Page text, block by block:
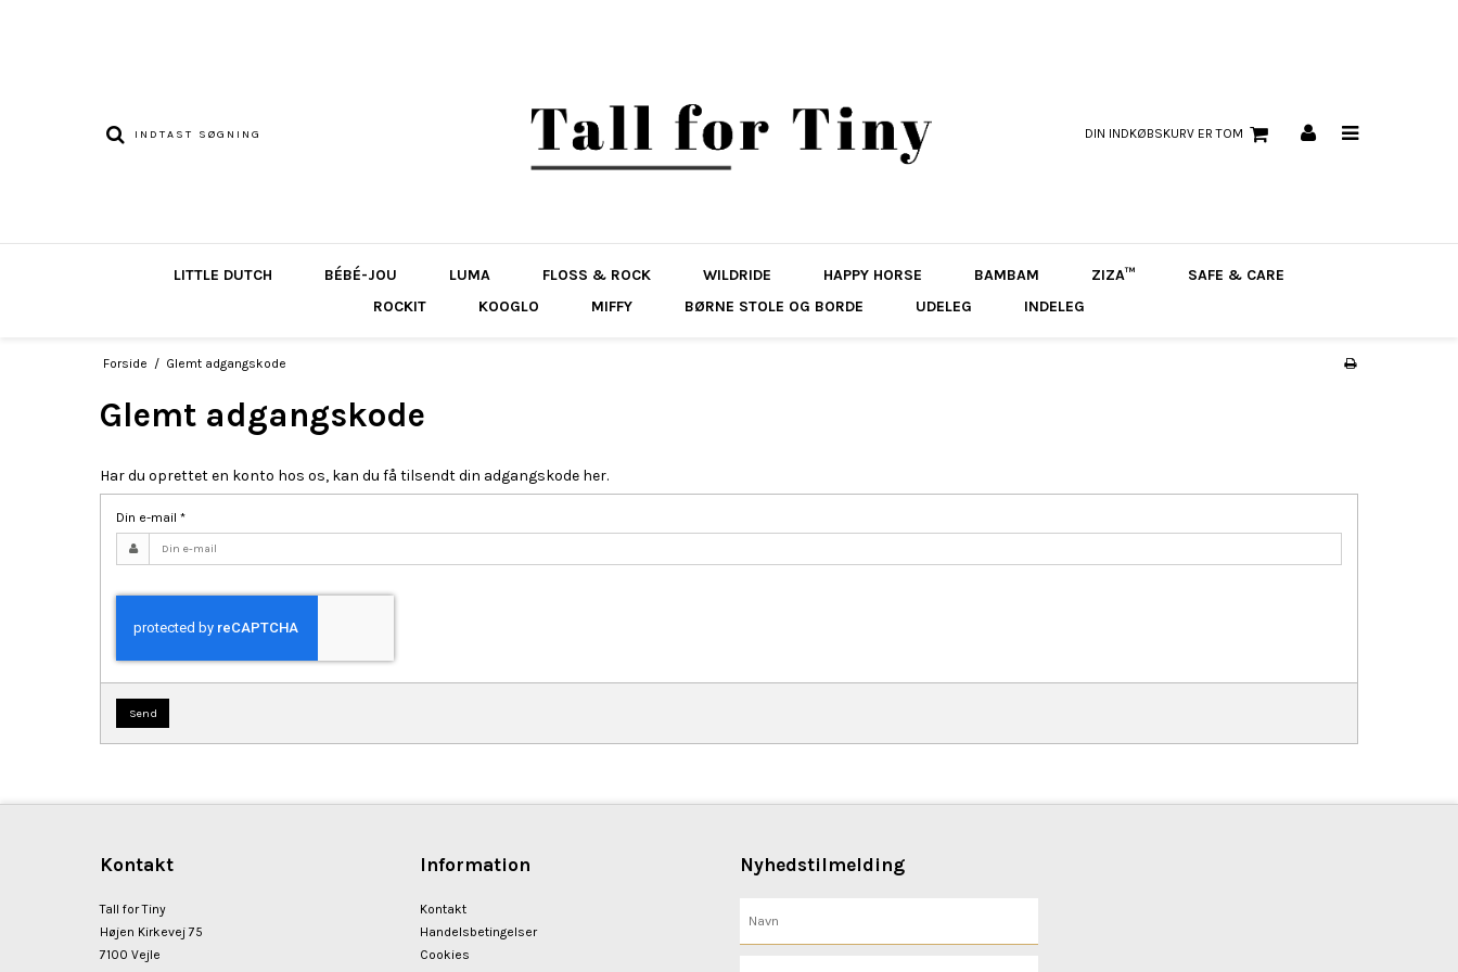
DIN INDKØBSKURV ER TOM
LITTLE DUTCH BÉBÉ-JOU LUMA FLOSS & ROCK WILDRIDE HAPPY HORSE BAMBAM ZIZA™
SAFE & CARE
ROCKIT
KOOGLO MIFFY BØRNE STOLE OG BORDE UDELEG INDELEG
Forside / Glemt adgangskode
Glemt adgangskode
Har du oprettet en konto hos os, kan du få tilsendt din adgangskode her.
Din e-mail *
Send
Kontakt
Tall for Tiny
Højen Kirkevej 75
7100 Vejle
Information
Kontakt
Handelsbetingelser
Cookies
Nyhedstilmelding